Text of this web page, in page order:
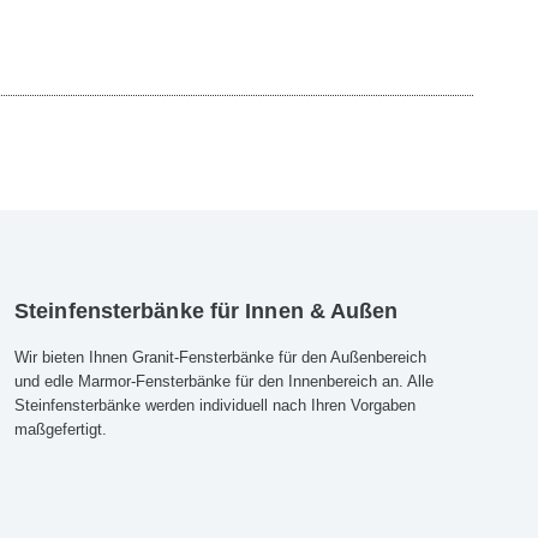
Steinfensterbänke für Innen & Außen
Wir bieten Ihnen Granit-Fensterbänke für den Außenbereich
und edle Marmor-Fensterbänke für den Innenbereich an. Alle
Steinfensterbänke werden individuell nach Ihren Vorgaben
maßgefertigt.